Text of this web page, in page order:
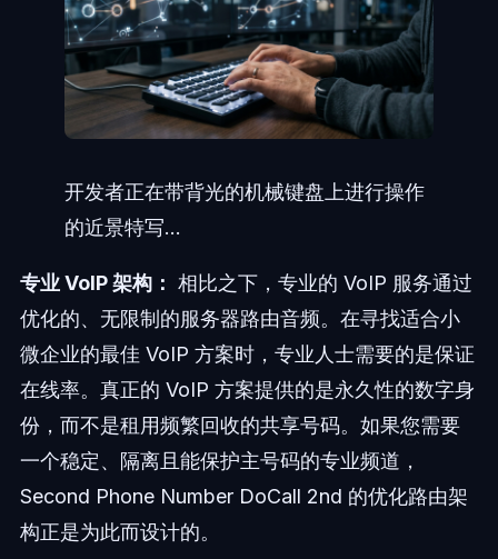
开发者正在带背光的机械键盘上进行操作
的近景特写...
专业 VoIP 架构： 相比之下，专业的 VoIP 服务通过
优化的、无限制的服务器路由音频。在寻找适合小
微企业的最佳 VoIP 方案时，专业人士需要的是保证
在线率。真正的 VoIP 方案提供的是永久性的数字身
份，而不是租用频繁回收的共享号码。如果您需要
一个稳定、隔离且能保护主号码的专业频道，
Second Phone Number DoCall 2nd 的优化路由架
构正是为此而设计的。